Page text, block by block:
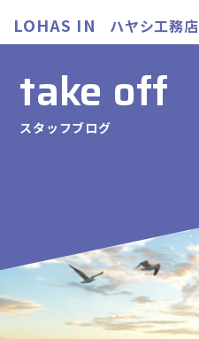
LOHAS IN ハヤシ工務店
take off
スタッフブログ